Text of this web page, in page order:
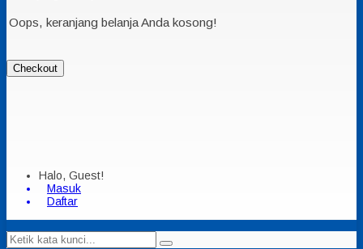
Oops, keranjang belanja Anda kosong!
Checkout
Halo, Guest!
Masuk
Daftar